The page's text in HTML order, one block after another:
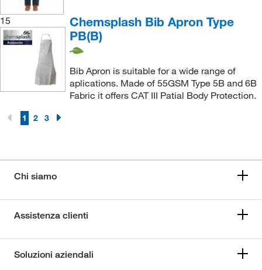
15
Chemsplash Bib Apron Type
PB(B)
Bib Apron is suitable for a wide range of
aplications. Made of 55GSM Type 5B and 6B
Fabric it offers CAT III Patial Body Protection.
1 2 3
Chi siamo
Assistenza clienti
Soluzioni aziendali